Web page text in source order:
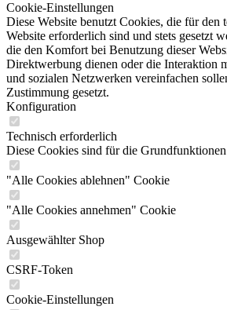
Cookie-Einstellungen
Diese Website benutzt Cookies, die für den
Website erforderlich sind und stets gesetzt
die den Komfort bei Benutzung dieser
Direktwerbung dienen oder die Interaktion
und sozialen Netzwerken vereinfachen
Zustimmung gesetzt.
Konfiguration
Technisch erforderlich
Diese Cookies sind für die
"Alle Cookies ablehnen" Cookie
"Alle Cookies annehmen" Cookie
Ausgewählter Shop
CSRF-Token
Cookie-Einstellungen